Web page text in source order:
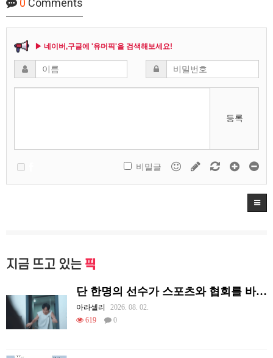
0 Comments
▶ 네이버,구글에 '유머픽'을 검색해보세요!
등록
비밀글
지금 뜨고 있는 픽
단 한명의 선수가 스포츠와 협회를 바꿔 버린 사례.jpg
아라셀리
2026. 08. 02.
619
0